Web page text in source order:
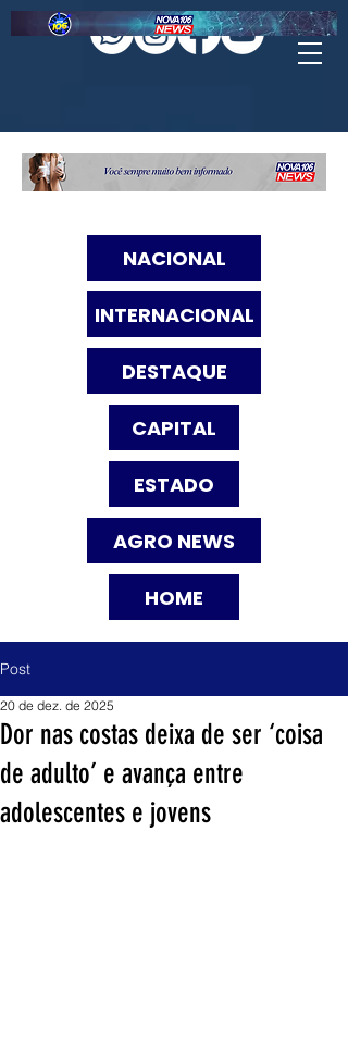
NACIONAL
INTERNACIONAL
DESTAQUE
CAPITAL
ESTADO
AGRO NEWS
HOME
Post
Dor nas costas deixa de ser ‘coisa
de adulto’ e avança entre
adolescentes e jovens
20 de dez. de 2025